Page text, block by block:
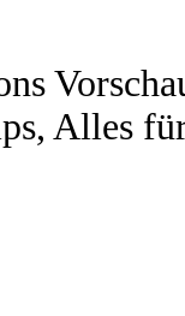
Alles